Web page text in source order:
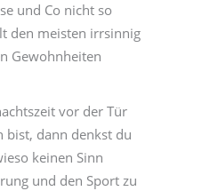
und Co nicht so
den meisten irrsinnig
Gewohnheiten
vor der Tür
bist, dann denkst du
keinen Sinn
und den Sport zu